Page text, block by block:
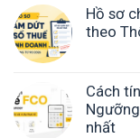
Hồ sơ
theo
Cách
nhất